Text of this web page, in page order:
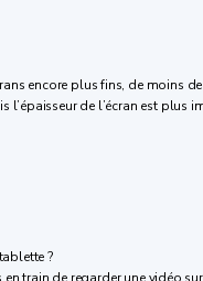
encore plus fins, de moins
l’épaisseur de l’écran est plus
?
train de regarder une vidéo